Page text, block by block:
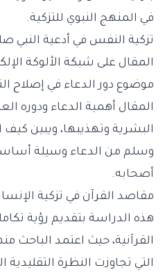
في المنهج النبوي للتزكية.
تزكية النفس في أدعية النبي
موضوع دور الدعاء في إصلاح
المقال أهمية الدعاء ودوره
البشرية وتهذيبها، ويبين كيف
وسلم من الدعاء وسيلة
أصحابه.
هذه الدراسة بتقديم رؤية
القرآنية، حيث اعتمد الباحث
التي تجاوزت النظرة